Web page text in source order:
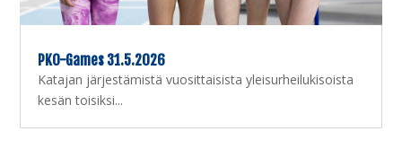
PKO-Games 31.5.2026
Katajan järjestämistä vuosittaisista yleisurheilukisoista
kesän toisiksi...